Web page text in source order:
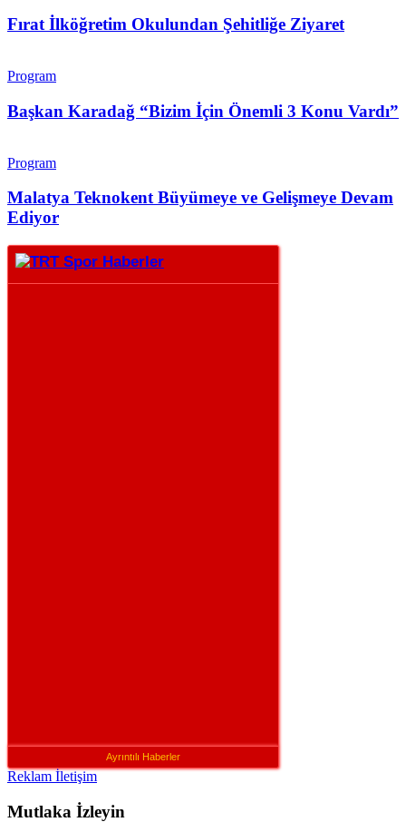
Fırat İlköğretim Okulundan Şehitliğe Ziyaret
Program
Başkan Karadağ “Bizim İçin Önemli 3 Konu Vardı”
Program
Malatya Teknokent Büyümeye ve Gelişmeye Devam
Ediyor
Ayrıntılı Haberler
Reklam İletişim
Mutlaka İzleyin